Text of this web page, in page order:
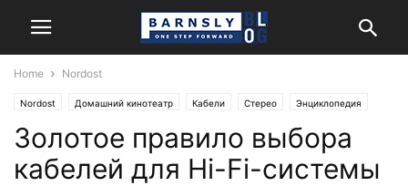
Home Nordost
Nordost Домашний кинотеатр Кабели Стерео Энциклопедия
Золотое правило выбора
кабелей для Hi-Fi-системы